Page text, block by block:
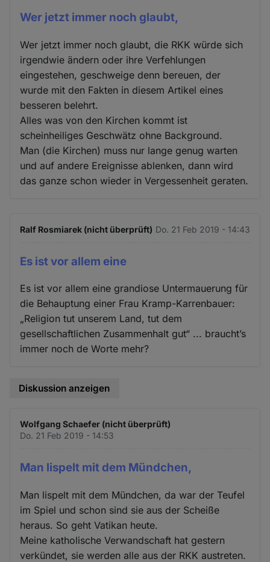
Wer jetzt immer noch glaubt,
Wer jetzt immer noch glaubt, die RKK würde sich
irgendwie ändern oder ihre Verfehlungen
eingestehen, geschweige denn bereuen, der
wurde mit den Fakten in diesem Artikel eines
besseren belehrt.
Alles was von den Kirchen kommt ist
scheinheiliges Geschwätz ohne Background.
Man (die Kirchen) muss nur lange genug warten
und auf andere Ereignisse ablenken, dann wird
das ganze schon wieder in Vergessenheit geraten.
Ralf Rosmiarek (nicht überprüft) Do. 21 Feb 2019 - 14:43
Es ist vor allem eine
Es ist vor allem eine grandiose Untermauerung für
die Behauptung einer Frau Kramp-Karrenbauer:
„Religion tut unserem Land, tut dem
gesellschaftlichen Zusammenhalt gut“ ... braucht’s
immer noch de Worte mehr?
Diskussion anzeigen
Wolfgang Schaefer (nicht überprüft)
Do. 21 Feb 2019 - 14:53
Man lispelt mit dem Mündchen,
Man lispelt mit dem Mündchen, da war der Teufel
im Spiel und schon sind sie aus der Scheiße
heraus. So geht Vatikan heute.
Meine katholische Verwandschaft hat gestern
verkündet, sie werden alle aus der RKK austreten.